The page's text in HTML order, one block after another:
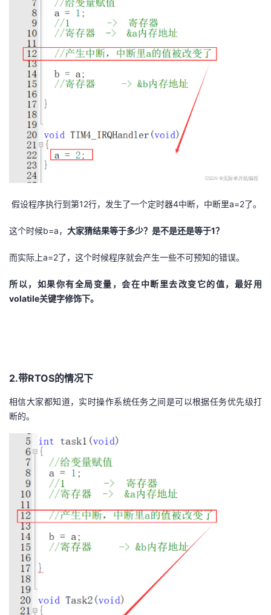
假设程序执行到第12行，发生了一个定时器4中断，中断里a=2了。
这个时候b=a， 大家猜结果等于多少？是不是还是等于1？
而实际上a=2了，这个时候程序就会产生一些不可预知的错误。
所以，如果你有全局变量，会在中断里去改变它的值，最好用
volatile关键字修饰下。
2.带RTOS的情况下
相信大家都知道，实时操作系统任务之间是可以根据任务优先级打
断的。